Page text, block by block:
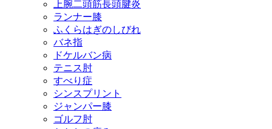
上腕二頭筋長頭腱炎
ランナー膝
ふくらはぎのしびれ
バネ指
ドケルバン病
テニス肘
すべり症
シンスプリント
ジャンパー膝
ゴルフ肘